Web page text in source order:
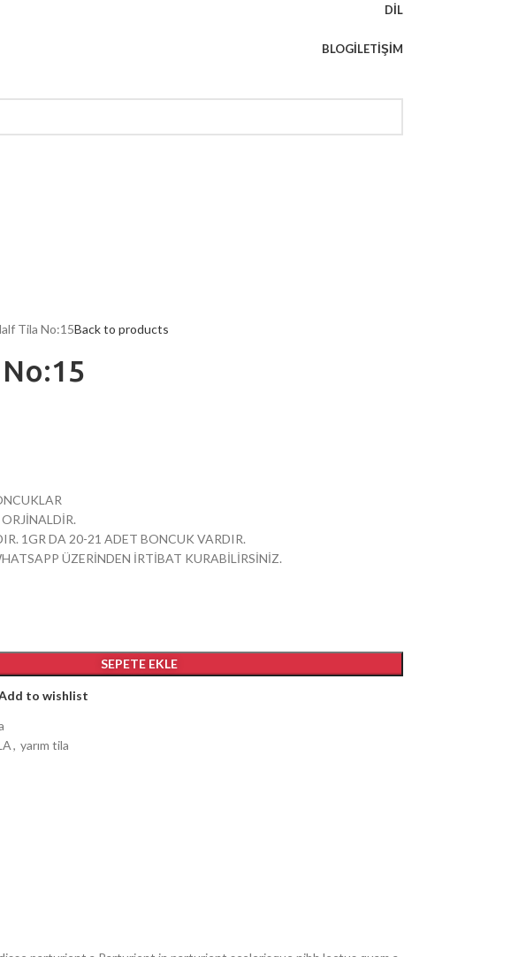
DIL
BLOGİLETIŞIM
Tila No:15Back to products
1GR DA 20-21 ADET BONCUK VARDIR.
ÜZERİNDEN İRTİBAT KURABİLİRSİNİZ.
SEPETE EKLE
to wishlist
, yarım tila